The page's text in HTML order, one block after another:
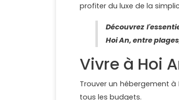
profiter du luxe de la
Découvrez
Hoi An, entre
Vivre à Hoi
Trouver un hébergement
tous les budgets.